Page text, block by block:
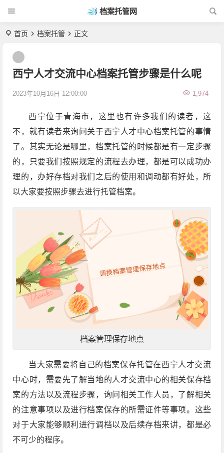
档案托管网
首页 档案托管 正文
西宁人才交流中心档案托管步骤是什么呢
2023年10月16日 12:00:00 1,974
西宁位于青海市，这里也有许多我们的读者，这
不，就有读者来询问关于西宁人才中心档案托管的事情
了。其实无论是哪里，档案托管的时候都是有一定步骤
的，只要我们按照规定的流程去办理，都是可以成功办
理的，办好存档对我们之后的使用和调动都有好处，所
以大家要按照步骤去进行托管档案。
档案管理保存地点
当大家需要将自己的档案保存托管在西宁人才交流
中心时，需要先了解当地的人才交流中心的相关保存档
案的方法以及流程步骤，询问相关工作人员，了解相关
的注意事项以及进行档案保存的所需证件等事项。这些
对于大家能够顺利进行调档以及后续存档来讲，都是必
不可少的程序。